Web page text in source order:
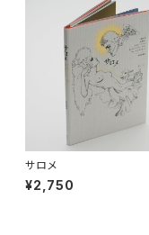
サロメ
¥2,750